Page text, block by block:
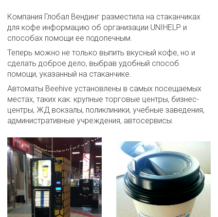
Компания Глобал Вендинг разместила на стаканчиках
для кофе информацию об организации UNIHELP и
способах помощи ее подопечным.
Теперь можно не только выпить вкусный кофе, но и
сделать доброе дело, выбрав удобный способ
помощи, указанный на стаканчике.
Автоматы Beehive установлены в самых посещаемых
местах, таких как: крупные торговые центры, бизнес-
центры, ЖД вокзалы, поликлиники, учебные заведения,
административные учреждения, автосервисы.